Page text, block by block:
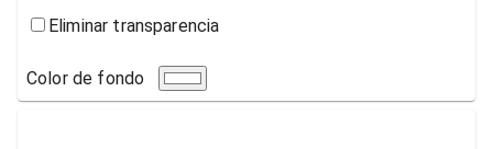
Eliminar transparencia
Color de fondo